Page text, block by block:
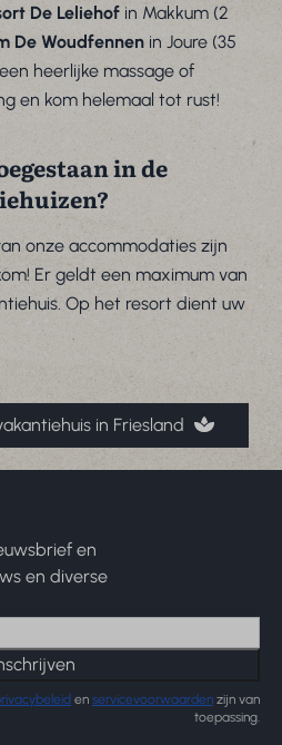
De Leliehof in Makkum (2
De Woudfennen in Joure (35
heerlijke massage of
en kom helemaal tot rust!
in de
onze accommodaties zijn
Er geldt een maximum van
Op het resort dient uw
in Friesland
en
en diverse
en servicevoorwaarden zijn van
toepassing.